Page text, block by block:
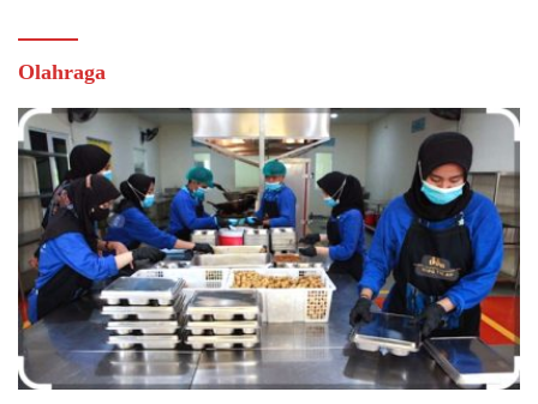
Olahraga